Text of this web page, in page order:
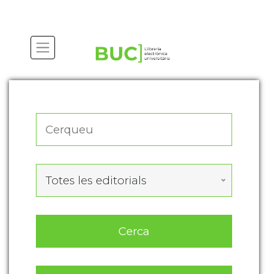
Totes les editorials
Cerca